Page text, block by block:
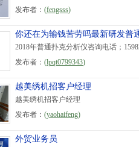
发布者： (fengsss)
你还在为输钱苦劳吗最新研发普
2018年普通扑克分析仪咨询电话；
发布者： (lpqt0799343)
越美绣机招客户经理
越美绣机招客户经理
发布者： (yaohaifeng)
外贸业务员